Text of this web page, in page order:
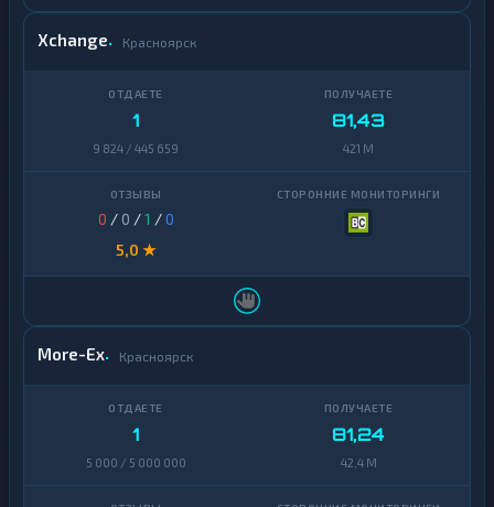
Xchange Красноярск
1
9 824 / 445 659
81,43
421 M
0 / 0 /1 /0
5,0 ★
More-Ex Красноярск
1
5 000 / 5 000 000
81,24
42,4 M